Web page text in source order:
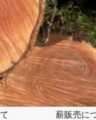
薪販売に